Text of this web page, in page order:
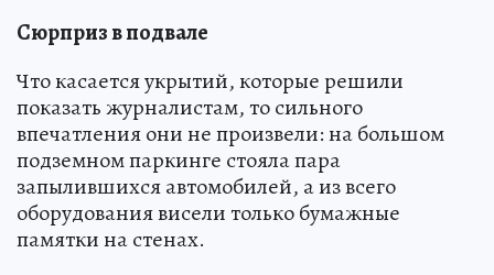
Сюрприз в подвале
Что касается укрытий, которые решили
показать журналистам, то сильного
впечатления они не произвели: на большом
подземном паркинге стояла пара
запылившихся автомобилей, а из всего
оборудования висели только бумажные
памятки на стенах.